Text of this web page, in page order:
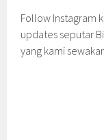
Follow Instagram
updates seputar
yang kami